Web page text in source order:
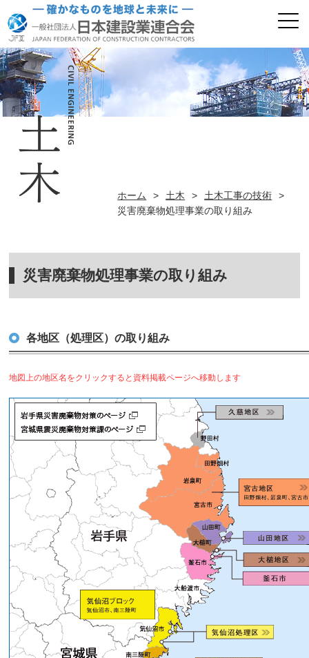
ホーム > 土木 > 土木工事の技術
>
災害廃棄物処理事業の取り組み
災害廃棄物処理事業の取り組み
各地区（処理区）の取り組み
地図上の地区名をクリックすると資料掲載ページへ移動します